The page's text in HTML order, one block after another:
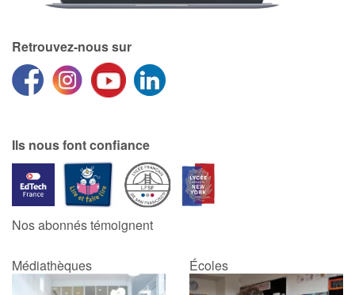
Retrouvez-nous sur
Ils nous font confiance
Nos abonnés témoignent
Médiathèques Écoles